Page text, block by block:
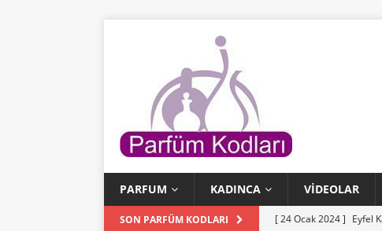
PARFUM KADINCA VIDEOLAR
SON PARFÜM KODLARI [ 24 Ocak 2024 ] Eyfel